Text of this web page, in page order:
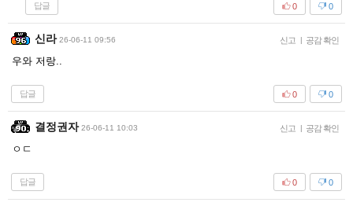
답글 0
0
신라 26-06-11 09:56 신고 | 공감 확인
우와 저랑..
답글 0
0
결정권자 26-06-11 10:03 신고 | 공감 확인
ㅇㄷ
답글 0
0